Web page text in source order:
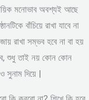
মনোভাব অবশ্যই আছে
বাঁচিয়ে রাখা যাবে না
রাখা সম্ভব হবে না বা হয়
শুধু তাই নয় কোন কোন
সুনাম দিয়ে |